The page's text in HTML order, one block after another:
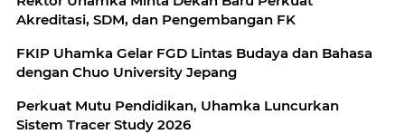
Akreditasi, SDM, dan Pengembangan FK
FKIP Uhamka Gelar FGD Lintas Budaya dan Bahasa
dengan Chuo University Jepang
Perkuat Mutu Pendidikan, Uhamka Luncurkan
Sistem Tracer Study 2026